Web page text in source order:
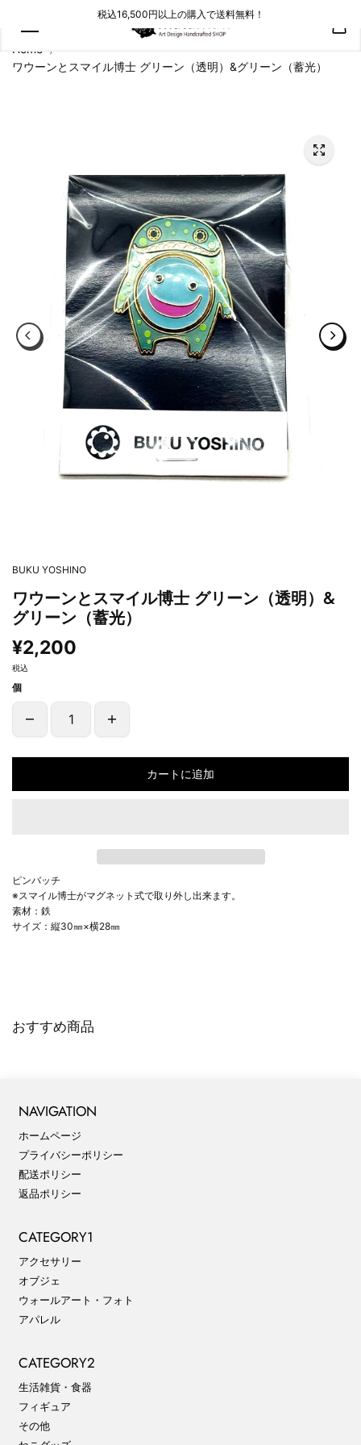
税込16,500円以上の購入で送料無料！
Home
ワウーンとスマイル博士 グリーン（透明）&グリーン（蓄光）
BUKU YOSHINO
ワウーンとスマイル博士 グリーン（透明）&
グリーン（蓄光）
¥2,200
税込
個
カートに追加
ピンバッチ
※スマイル博士がマグネット式で取り外し出来ます。
素材：鉄
サイズ：縦30㎜×横28㎜
おすすめ商品
NAVIGATION
ホームページ
プライバシーポリシー
配送ポリシー
返品ポリシー
CATEGORY1
アクセサリー
オブジェ
ウォールアート・フォト
アパレル
CATEGORY2
生活雑貨・食器
フィギュア
その他